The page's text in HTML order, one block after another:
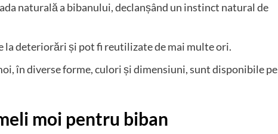
naturală a bibanului, declanșând un instinct natural de
la deteriorări și pot fi reutilizate de mai multe ori.
în diverse forme, culori și dimensiuni, sunt disponibile pe
moi pentru biban